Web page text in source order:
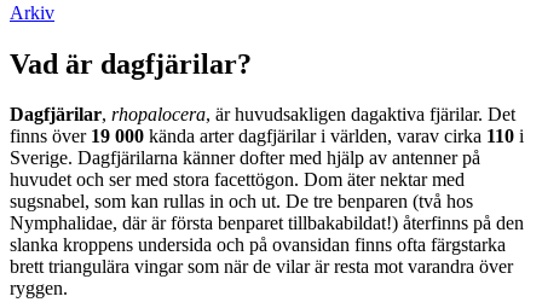
Arkiv
Vad är dagfjärilar?
Dagfjärilar, rhopalocera, är huvudsakligen dagaktiva fjärilar. Det
finns över 19 000 kända arter dagfjärilar i världen, varav cirka 110 i
Sverige. Dagfjärilarna känner dofter med hjälp av antenner på
huvudet och ser med stora facettögon. Dom äter nektar med
sugsnabel, som kan rullas in och ut. De tre benparen (två hos
Nymphalidae, där är första benparet tillbakabildat!) återfinns på den
slanka kroppens undersida och på ovansidan finns ofta färgstarka
brett triangulära vingar som när de vilar är resta mot varandra över
ryggen.